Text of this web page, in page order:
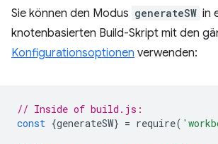
Sie können den Modus generateSW in
knotenbasierten Build-Skript mit den
Konfigurationsoptionen verwenden:
// Inside of build.js:
const {generateSW} = require(